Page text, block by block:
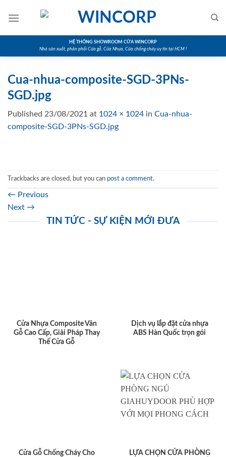
HỆ THỐNG SHOWROOM CỬA WINCORP
Nhà sản xuất, phân phối Cửa gỗ, Cửa Nhựa, Cửa chống cháy uy tín tại HCM !
Cua-nhua-composite-SGD-3PNs-
SGD.jpg
Published 23/08/2021 at 1024 × 1024 in Cua-nhua-
composite-SGD-3PNs-SGD.jpg
Trackbacks are closed, but you can post a comment.
← Previous
Next →
TIN TỨC - SỰ KIỆN MỚI ĐƯA
Cửa Nhựa Composite Vân
Gỗ Cao Cấp, Giải Pháp Thay
Thế Cửa Gỗ
Dịch vụ lắp đặt cửa nhựa
ABS Hàn Quốc trọn gói
Cửa Gỗ Chống Cháy Cho
LỰA CHỌN CỬA PHÒNG